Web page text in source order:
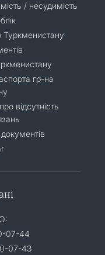
/ несудимість
Туркменистану
гр-на
відсутність
07-44
07-43